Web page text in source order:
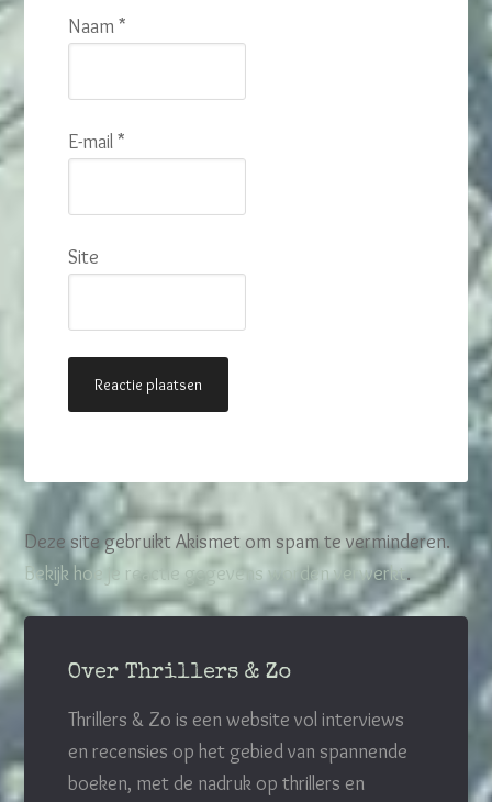
Naam*
E-mail*
Site
Deze site gebruikt Akismet om spam te verminderen.
Bekijk hoe je reactie gegevens worden verwerkt.
Over Thrillers & Zo
Thrillers & Zo is een website vol interviews
en recensies op het gebied van spannende
boeken, met de nadruk op thrillers en